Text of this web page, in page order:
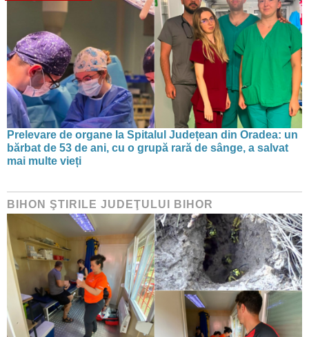
Prelevare de organe la Spitalul Județean din Oradea: un
bărbat de 53 de ani, cu o grupă rară de sânge, a salvat
mai multe vieți
BIHON ŞTIRILE JUDEŢULUI BIHOR